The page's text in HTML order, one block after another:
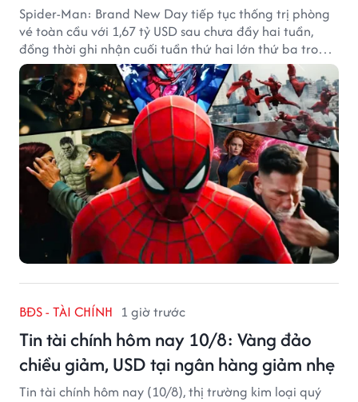
Spider-Man: Brand New Day tiếp tục thống trị phòng
vé toàn cầu với 1,67 tỷ USD sau chưa đầy hai tuần,
đồng thời ghi nhận cuối tuần thứ hai lớn thứ ba trong
lịch sử Bắc Mỹ.
BĐS - TÀI CHÍNH 1 giờ trước
Tin tài chính hôm nay 10/8: Vàng đảo
chiều giảm, USD tại ngân hàng giảm nhẹ
Tin tài chính hôm nay (10/8), thị trường kim loại quý